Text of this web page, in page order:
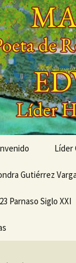
Líder
Mis
Gutiérrez
Parnaso Siglo XXI
SENDA